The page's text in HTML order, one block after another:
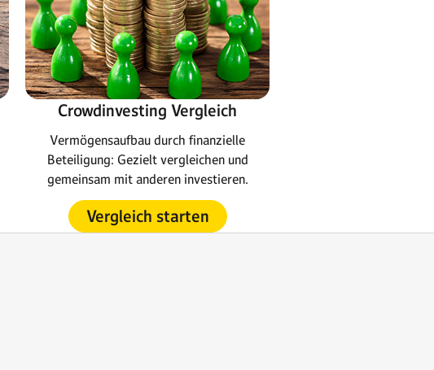
Crowdinvesting Vergleich
Vermögensaufbau durch finanzielle
Beteiligung: Gezielt vergleichen und
gemeinsam mit anderen investieren.
Vergleich starten